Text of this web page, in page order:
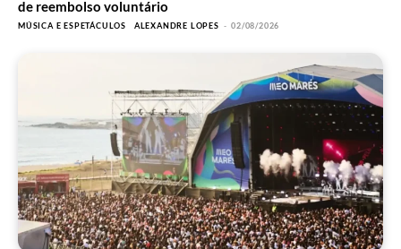
de reembolso voluntário
MÚSICA E ESPETÁCULOS ALEXANDRE LOPES - 02/08/2026